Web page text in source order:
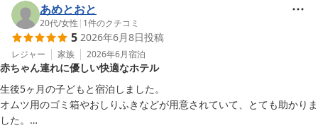
「行き届いたサービス」とのお言葉、そしてお部屋の清潔さについ
てもご満足いただけたようで、スタッフ一同大変嬉しく拝読いたし
ました。
ご家族皆様でゆっくりとお過ごしいただけたことが、何よりの喜び
でございます。
これからも快適で心地よい時間をご提供できるよう、サービス・清
掃ともにより一層努めてまいります。
また皆様にお会いできます日を、スタッフ一同心よりお待ちしてお
あめとおと
20代/女性 | 1件のクチコミ
5 2026年6月8日投稿
レジャー 家族 2026年6月宿泊
赤ちゃん連れに優しい快適なホテル
生後5ヶ月の子どもと宿泊しました。
オムツ用のゴミ箱やおしりふきなどが用意されていて、とても助かりま
した。